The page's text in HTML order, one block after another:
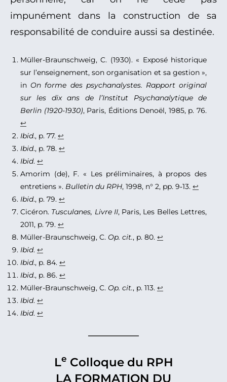
impunément dans la construction de sa
responsabilité de conduire aussi sa destinée.
Müller-Braunschweig, C. (1930). « Exposé historique
sur l’enseignement, son organisation et sa gestion »,
in On forme des psychanalystes. Rapport original
sur les dix ans de l’Institut Psychanalytique de
Berlin (1920-1930), Paris, Éditions Denoël, 1985, p. 76.
↩︎
Ibid., p. 77. ↩︎
Ibid., p. 78. ↩︎
Ibid. ↩︎
Amorim (de), F. « Les préliminaires, à propos des
entretiens ». Bulletin du RPH, 1998, n° 2, pp. 9‑13. ↩︎
Ibid., p. 79. ↩︎
Cicéron. Tusculanes, Livre II, Paris, Les Belles Lettres,
2011, p. 79. ↩︎
Müller-Braunschweig, C. Op. cit., p. 80. ↩︎
Ibid. ↩︎
Ibid., p. 84. ↩︎
Ibid., p. 86. ↩︎
Müller-Braunschweig, C. Op. cit., p. 113. ↩︎
Ibid. ↩︎
Ibid. ↩︎
Le Colloque du RPH
LA FORMATION DU